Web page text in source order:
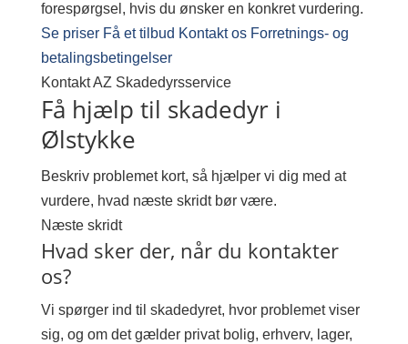
forespørgsel, hvis du ønsker en konkret vurdering.
Se priser Få et tilbud Kontakt os Forretnings- og
betalingsbetingelser
Kontakt AZ Skadedyrsservice
Få hjælp til skadedyr i
Ølstykke
Beskriv problemet kort, så hjælper vi dig med at
vurdere, hvad næste skridt bør være.
Næste skridt
Hvad sker der, når du kontakter
os?
Vi spørger ind til skadedyret, hvor problemet viser
sig, og om det gælder privat bolig, erhverv, lager,